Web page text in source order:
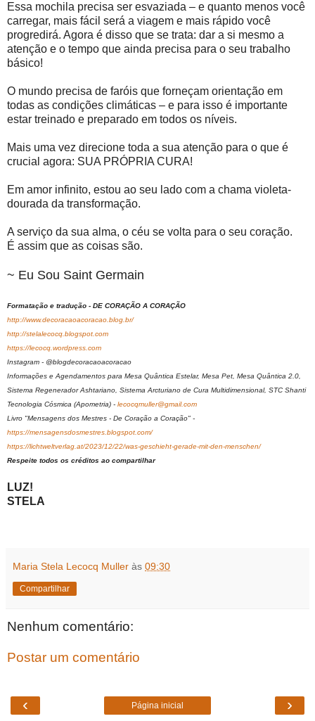
Essa mochila precisa ser esvaziada – e quanto menos você
carregar, mais fácil será a viagem e mais rápido você
progredirá. Agora é disso que se trata: dar a si mesmo a
atenção e o tempo que ainda precisa para o seu trabalho
básico!
O mundo precisa de faróis que forneçam orientação em
todas as condições climáticas – e para isso é importante
estar treinado e preparado em todos os níveis.
Mais uma vez direcione toda a sua atenção para o que é
crucial agora: SUA PRÓPRIA CURA!
Em amor infinito, estou ao seu lado com a chama violeta-
dourada da transformação.
A serviço da sua alma, o céu se volta para o seu coração.
É assim que as coisas são.
~ Eu Sou Saint Germain
Formatação e tradução - DE CORAÇÃO A CORAÇÃO
http://www.decoracaoacoracao.blog.br/
http://stelalecocq.blogspot.com
https://lecocq.wordpress.com
Instagram - @blogdecoracaoacoracao
Informações e Agendamentos para Mesa Quântica Estelar, Mesa Pet, Mesa Quântica 2.0,
Sistema Regenerador Ashtariano, Sistema Arcturiano de Cura Multidimensional, STC Shanti
Tecnologia Cósmica (Apometria) - lecocqmuller@gmail.com
Livro "Mensagens dos Mestres - De Coração a Coração" -
https://mensagensdosmestres.blogspot.com/
https://lichtweltverlag.at/2023/12/22/was-geschieht-gerade-mit-den-menschen/
Respeite todos os créditos ao compartilhar
LUZ!
STELA
Maria Stela Lecocq Muller às 09:30
Compartilhar
Nenhum comentário:
Postar um comentário
‹ ›
Página inicial